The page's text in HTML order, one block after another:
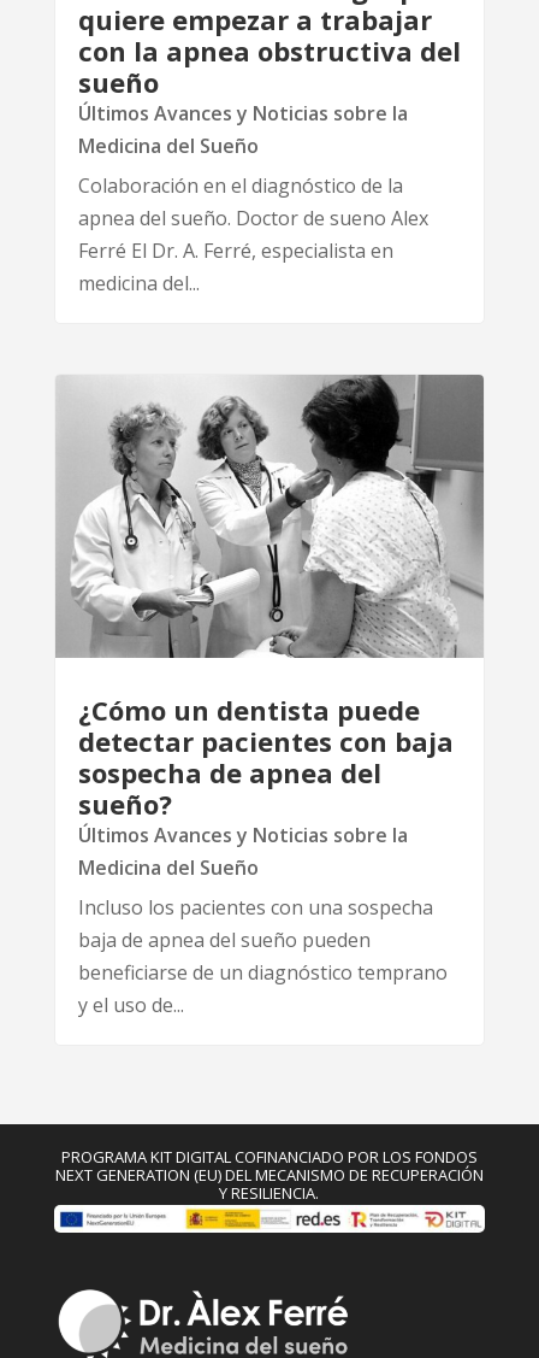
quiere empezar a trabajar
con la apnea obstructiva del
sueño
Últimos Avances y Noticias sobre la
Medicina del Sueño
Colaboración en el diagnóstico de la
apnea del sueño. Doctor de sueno Alex
Ferré El Dr. A. Ferré, especialista en
medicina del...
¿Cómo un dentista puede
detectar pacientes con baja
sospecha de apnea del
sueño?
Últimos Avances y Noticias sobre la
Medicina del Sueño
Incluso los pacientes con una sospecha
baja de apnea del sueño pueden
beneficiarse de un diagnóstico temprano
y el uso de...
PROGRAMA KIT DIGITAL COFINANCIADO POR LOS FONDOS
NEXT GENERATION (EU) DEL MECANISMO DE RECUPERACIÓN
Y RESILIENCIA.